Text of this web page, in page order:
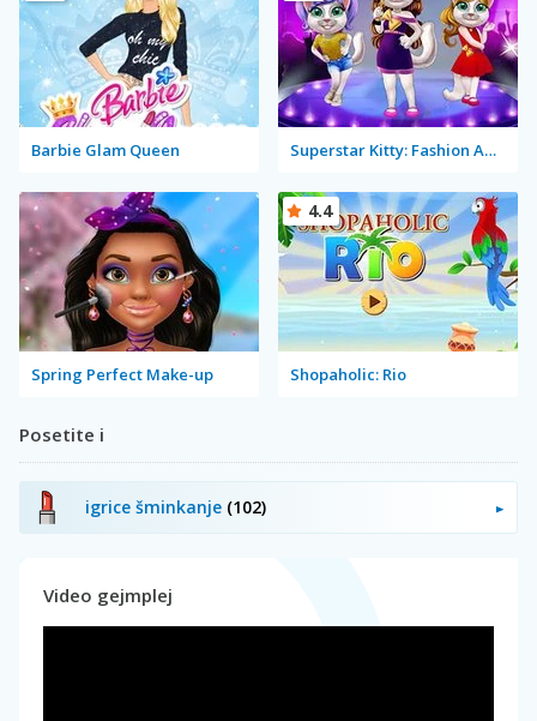
Barbie Glam Queen Superstar Kitty: Fashion Award
Spring Perfect Make-up Shopaholic: Rio
4.4
Posetite i
igrice šminkanje (102)
Video gejmplej